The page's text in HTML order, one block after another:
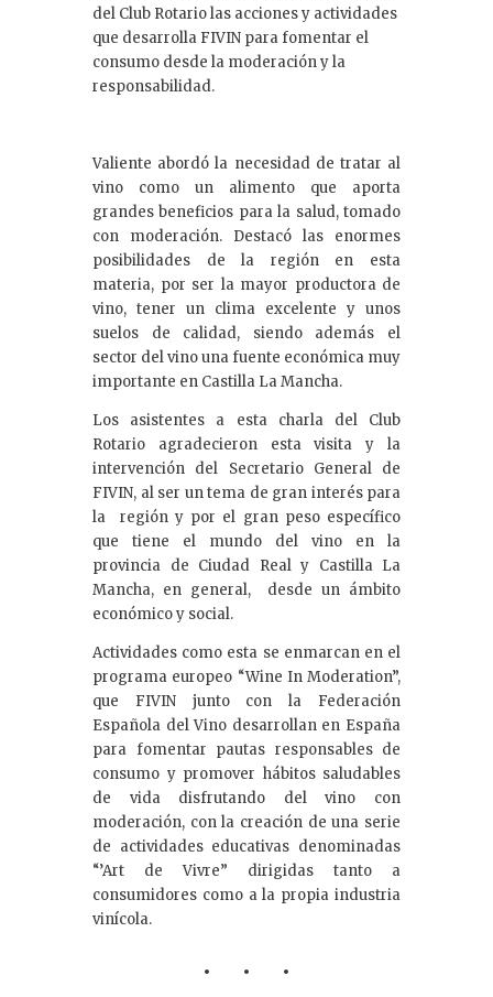
del Club Rotario las acciones y actividades
que desarrolla FIVIN para fomentar el
consumo desde la moderación y la
responsabilidad.
Valiente abordó la necesidad de tratar al
vino como un alimento que aporta
grandes beneficios para la salud, tomado
con moderación. Destacó las enormes
posibilidades de la región en esta
materia, por ser la mayor productora de
vino, tener un clima excelente y unos
suelos de calidad, siendo además el
sector del vino una fuente económica muy
importante en Castilla La Mancha.
Los asistentes a esta charla del Club
Rotario agradecieron esta visita y la
intervención del Secretario General de
FIVIN, al ser un tema de gran interés para
la región y por el gran peso específico
que tiene el mundo del vino en la
provincia de Ciudad Real y Castilla La
Mancha, en general, desde un ámbito
económico y social.
Actividades como esta se enmarcan en el
programa europeo “Wine In Moderation”,
que FIVIN junto con la Federación
Española del Vino desarrollan en España
para fomentar pautas responsables de
consumo y promover hábitos saludables
de vida disfrutando del vino con
moderación, con la creación de una serie
de actividades educativas denominadas
“’Art de Vivre” dirigidas tanto a
consumidores como a la propia industria
vinícola.